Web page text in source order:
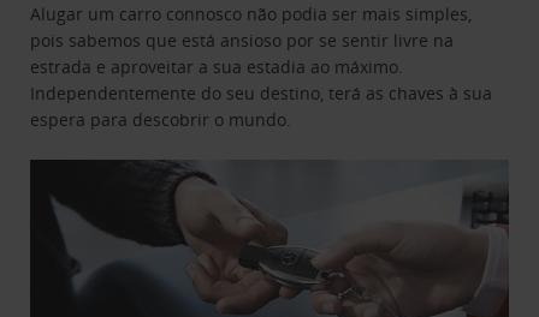
Alugar um carro connosco não podia ser mais simples,
pois sabemos que está ansioso por se sentir livre na
estrada e aproveitar a sua estadia ao máximo.
Independentemente do seu destino, terá as chaves à sua
espera para descobrir o mundo.